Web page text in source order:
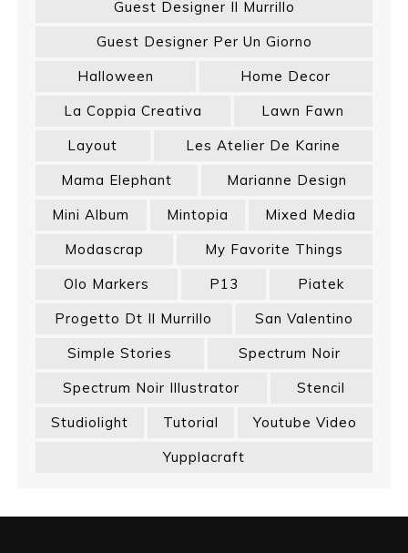
Guest Designer Il Murrillo
Guest Designer Per Un Giorno
Halloween
Home Decor
La Coppia Creativa
Lawn Fawn
Layout
Les Atelier De Karine
Mama Elephant
Marianne Design
Mini Album
Mintopia
Mixed Media
Modascrap
My Favorite Things
Olo Markers
P13
Piatek
Progetto Dt Il Murrillo
San Valentino
Simple Stories
Spectrum Noir
Spectrum Noir Illustrator
Stencil
Studiolight
Tutorial
Youtube Video
Yupplacraft